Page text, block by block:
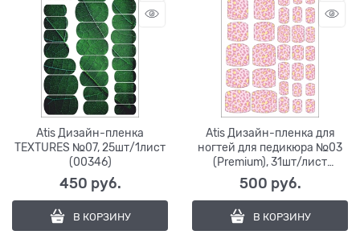
Atis Дизайн-пленка
TEXTURES №07, 25шт/1лист
(00346)
450 руб.
В КОРЗИНУ
Atis Дизайн-пленка для
ногтей для педикюра №03
(Premium), 31шт/лист
(00626)
500 руб.
В КОРЗИНУ